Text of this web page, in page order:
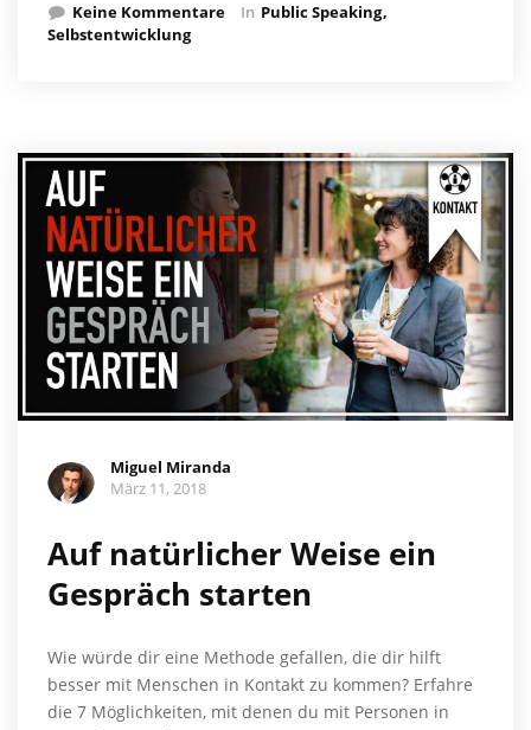
Keine Kommentare In Public Speaking
Selbstentwicklung
Miguel Miranda
März 11, 2018
Auf natürlicher Weise ein
Gespräch starten
Wie würde dir eine Methode gefallen, die dir hilft
besser mit Menschen in Kontakt zu kommen? Erfahre
die 7 Möglichkeiten, mit denen du mit Personen in